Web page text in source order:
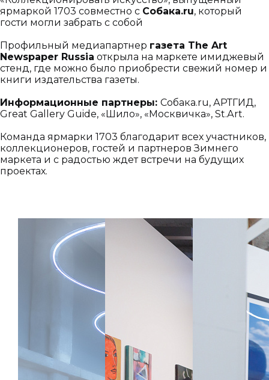
ярмаркой 1703 совместно с Собака.ru, который
гости могли забрать с собой
Профильный медиапартнер газета The Art
Newspaper Russia открыла на маркете имиджевый
стенд, где можно было приобрести свежий номер и
книги издательства газеты.
Информационные партнеры: Собака.ru, АРТГИД,
Great Gallery Guide, «Шило», «Москвичка», St.Аrt.
Команда ярмарки 1703 благодарит всех участников,
коллекционеров, гостей и партнеров Зимнего
маркета и с радостью ждет встречи на будущих
проектах.